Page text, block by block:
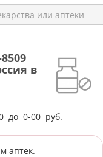
в
до 0-00 руб.
аптек.